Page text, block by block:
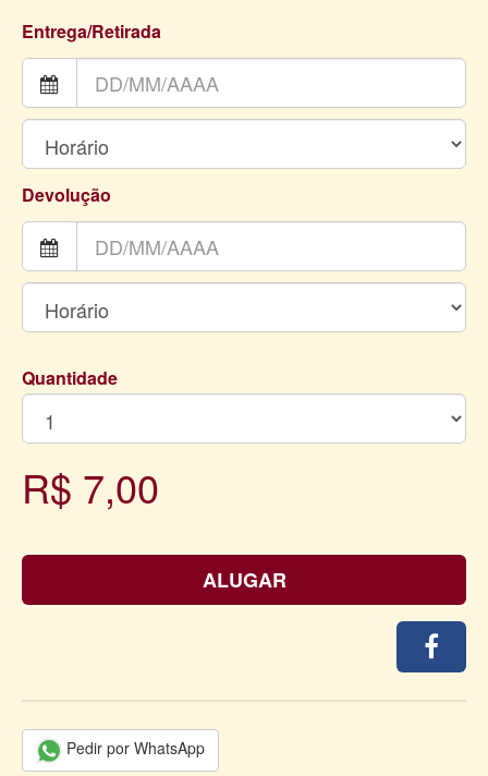
Entrega/Retirada
Devolução
Quantidade
R$ 7,00
ALUGAR
Pedir por WhatsApp